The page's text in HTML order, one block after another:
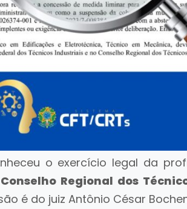
o exercício legal da
Conselho Regional dos
é do juiz Antônio César